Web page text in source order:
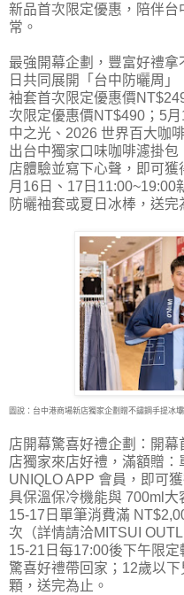
新品首次限定優惠，陪伴台
常。
最強開幕企劃，豐富好禮
日共同展開「台中防曬周
袖套首次限定優惠價
次限定優惠價NT$490；5
中之光、2026 世界百大咖
出台中獨家口味咖啡濾掛
店體驗並寫下心聲，即可
月16日、17日11:00~19:00
防曬袖套或夏日冰棒，送完
圖說：台中港商場新店獨家企劃贈不鏽鋼手提冰壩
店開幕驚喜好禮企劃：開
店獨家來店好禮，滿額贈
UNIQLO APP 會員，即可
具保溫保冷機能與 700ml大
15-17日單筆消費滿
次（詳情請洽MITSUI
15-21日每17:00後下午限
驚喜好禮帶回家；12歲以
顆，送完為止。